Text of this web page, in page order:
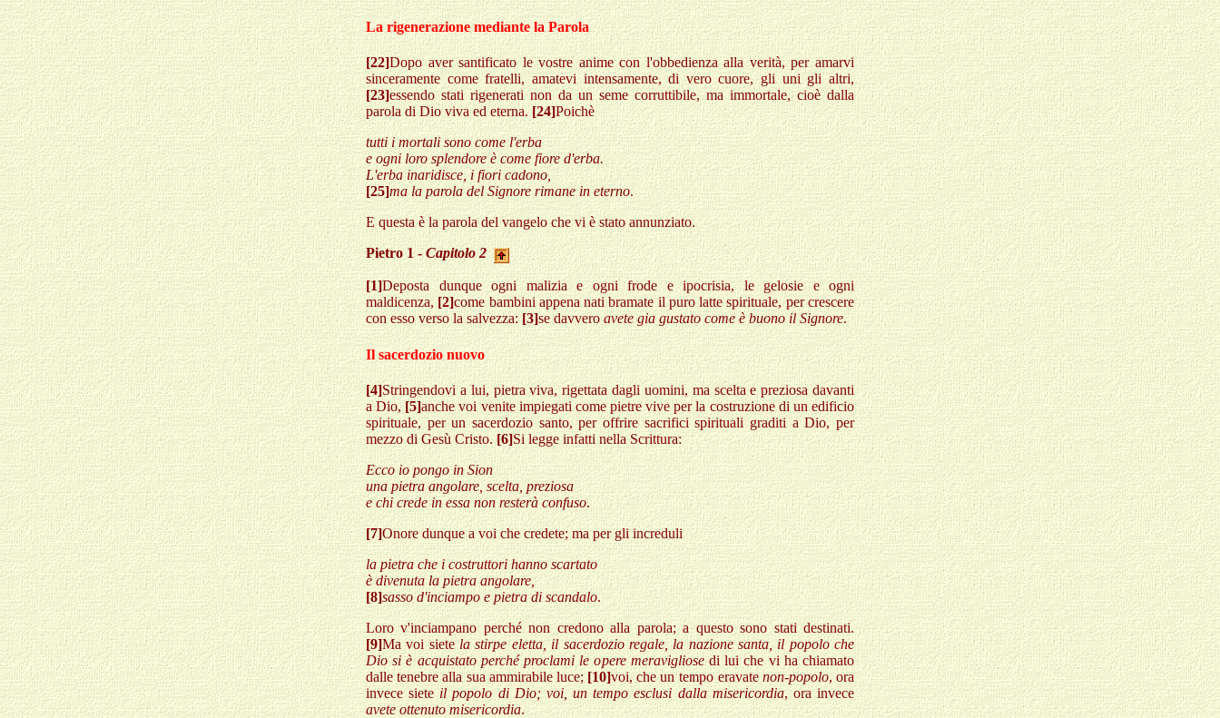
La rigenerazione mediante la Parola
[22]Dopo aver santificato le vostre anime con l'obbedienza alla verità, per amarvi
sinceramente come fratelli, amatevi intensamente, di vero cuore, gli uni gli altri,
[23]essendo stati rigenerati non da un seme corruttibile, ma immortale, cioè dalla
parola di Dio viva ed eterna. [24]Poichè
tutti i mortali sono come l'erba
e ogni loro splendore è come fiore d'erba.
L'erba inaridisce, i fiori cadono,
[25]ma la parola del Signore rimane in eterno.
E questa è la parola del vangelo che vi è stato annunziato.
Pietro 1 -Capitolo 2
[1]Deposta dunque ogni malizia e ogni frode e ipocrisia, le gelosie e ogni
maldicenza, [2]come bambini appena nati bramate il puro latte spirituale, per crescere
con esso verso la salvezza:[3]se davvero avete gia gustato come è buono il Signore.
Il sacerdozio nuovo
[4]Stringendovi a lui, pietra viva, rigettata dagli uomini, ma scelta e preziosa davanti
a Dio, [5]anche voi venite impiegati come pietre vive per la costruzione di un edificio
spirituale, per un sacerdozio santo, per offrire sacrifici spirituali graditi a Dio, per
mezzo di Gesù Cristo.[6]Si legge infatti nella Scrittura:
Ecco io pongo in Sion
una pietra angolare, scelta, preziosa
e chi crede in essa non resterà confuso.
[7]Onore dunque a voi che credete; ma per gli increduli
la pietra che i costruttori hanno scartato
è divenuta la pietra angolare,
[8]sasso d'inciampo e pietra di scandalo.
Loro v'inciampano perché non credono alla parola; a questo sono stati destinati.
[9]Ma voi sietela stirpe eletta, il sacerdozio regale, la nazione santa, il popolo che
Dio si è acquistato perché proclami le opere meravigliosedi lui che vi ha chiamato
dalle tenebre alla sua ammirabile luce; [10]voi, che un tempo eravatenon-popolo, ora
invece sieteil popolo di Dio; voi, un tempo esclusi dalla misericordia, ora invece
avete ottenuto misericordia.